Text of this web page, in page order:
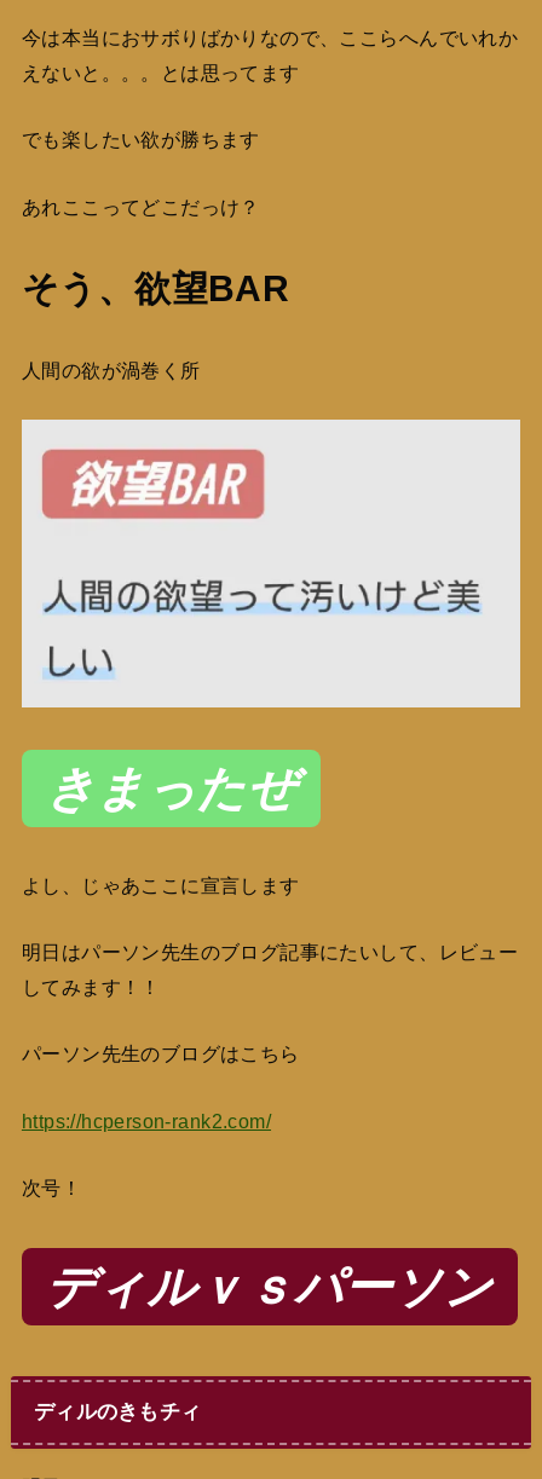
今は本当におサボりばかりなので、ここらへんでいれか
えないと。。。とは思ってます
でも楽したい欲が勝ちます
あれここってどこだっけ？
そう、欲望BAR
人間の欲が渦巻く所
きまったぜ
よし、じゃあここに宣言します
明日はパーソン先生のブログ記事にたいして、レビュー
してみます！！
パーソン先生のブログはこちら
https://hcperson-rank2.com/
次号！
ディルｖｓパーソン
ディルのきもチィ